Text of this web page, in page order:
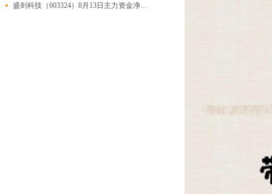
盛剑科技（603324）8月13日主力资金净卖出8310.00万元